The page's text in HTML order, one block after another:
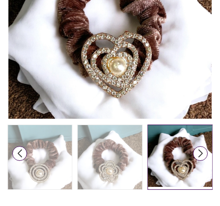
Mã giảm giá:
Ngày hết hạn:
Điều kiện: